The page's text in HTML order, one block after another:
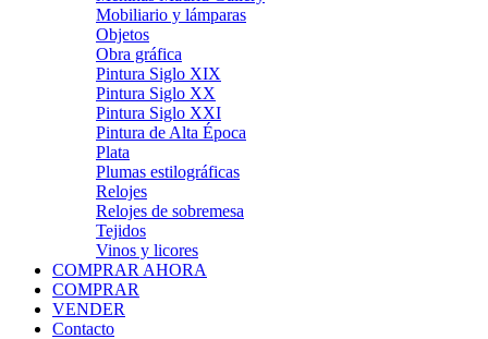
Mobiliario y lámparas
Objetos
Obra gráfica
Pintura Siglo XIX
Pintura Siglo XX
Pintura Siglo XXI
Pintura de Alta Época
Plata
Plumas estilográficas
Relojes
Relojes de sobremesa
Tejidos
Vinos y licores
COMPRAR AHORA
COMPRAR
VENDER
Contacto